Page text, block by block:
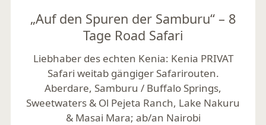
„Auf den Spuren der Samburu“ – 8
Tage Road Safari
Liebhaber des echten Kenia: Kenia PRIVAT
Safari weitab gängiger Safarirouten.
Aberdare, Samburu / Buffalo Springs,
Sweetwaters & Ol Pejeta Ranch, Lake Nakuru
& Masai Mara; ab/an Nairobi